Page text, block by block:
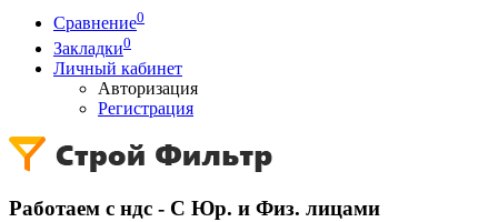
Сравнение0
Закладки0
Личный кабинет
Авторизация
Регистрация
Работаем с ндс - С Юр. и Физ. лицами